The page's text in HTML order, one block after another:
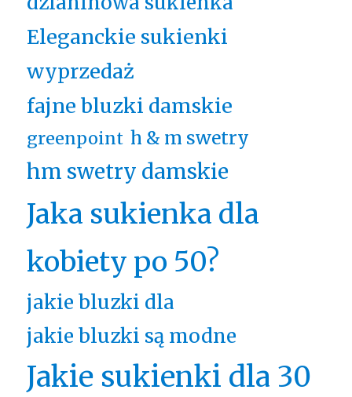
Eleganckie sukienki
wyprzedaż
fajne bluzki damskie
greenpoint h & m swetry
hm swetry damskie
Jaka sukienka dla
kobiety po 50?
jakie bluzki dla
jakie bluzki są modne
Jakie sukienki dla 30